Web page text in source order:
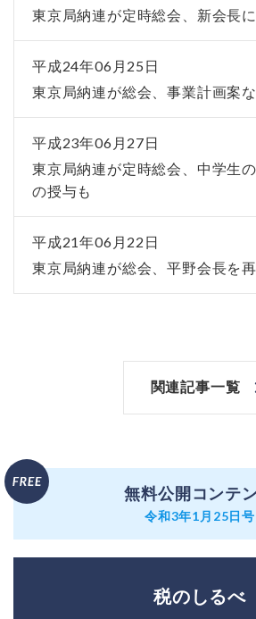
東京局納連が定時総会、新会長
平成24年06月25日
東京局納連が総会、事業計画案
平成23年06月27日
東京局納連が定時総会、中学生
の授与も
平成21年06月22日
東京局納連が総会、平野会長を
関連記事一覧
無料公開コンテ
令和3年1月25日号
税のしるべ